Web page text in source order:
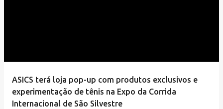
ASICS terá loja pop-up com produtos exclusivos e
experimentação de tênis na Expo da Corrida
Internacional de São Silvestre